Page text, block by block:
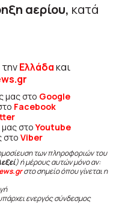
αερίου, κατά
Ελλάδακαι
μας στο Google
Facebook
μας στοYoutube
στο Viber
των πληροφοριών του
) ή μέρους αυτών μόνο αν:
στο σημείο όπου γίνεται η
ενεργός σύνδεσμος